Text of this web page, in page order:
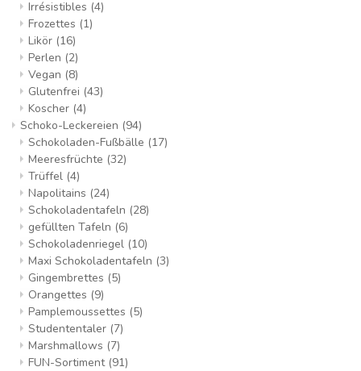
Irrésistibles (4)
Frozettes (1)
Likör (16)
Perlen (2)
Vegan (8)
Glutenfrei (43)
Koscher (4)
Schoko-Leckereien (94)
Schokoladen-Fußbälle (17)
Meeresfrüchte (32)
Trüffel (4)
Napolitains (24)
Schokoladentafeln (28)
gefüllten Tafeln (6)
Schokoladenriegel (10)
Maxi Schokoladentafeln (3)
Gingembrettes (5)
Orangettes (9)
Pamplemoussettes (5)
Studententaler (7)
Marshmallows (7)
FUN-Sortiment (91)